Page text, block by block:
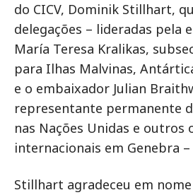
do CICV, Dominik Stillhart,
delegações – lideradas pela
María Teresa Kralikas,
para Ilhas Malvinas,
e o embaixador Julian
representante permanente
nas Nações Unidas e outros
internacionais em Genebra –
Stillhart agradeceu em nome